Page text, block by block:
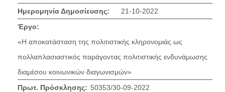
Ημερομηνία Δημοσίευσης:
21-10-2022
Έργο:
«Η αποκατάσταση της πολιτιστικής κληρονομιάς ως
πολλαπλασιαστικός παράγοντας πολιτιστικής ενδυνάμωσης
διαμέσου κοινωνικών διαγωνισμών»
Πρωτ. Πρόσκλησης: 50353/30-09-2022